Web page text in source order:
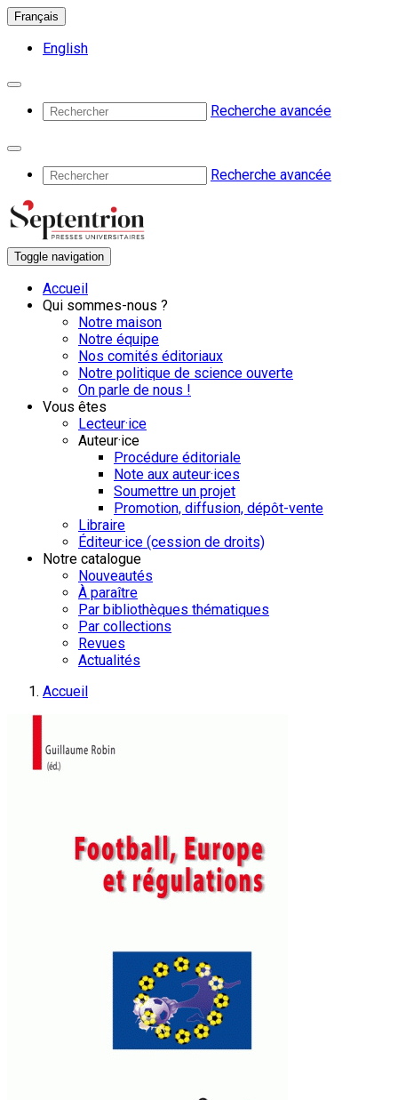
Français
English
Recherche avancée
Recherche avancée
Toggle navigation
Accueil
Qui sommes-nous ?
Notre maison
Notre équipe
Nos comités éditoriaux
Notre politique de science ouverte
On parle de nous !
Vous êtes
Lecteur·ice
Auteur·ice
Procédure éditoriale
Note aux auteur·ices
Soumettre un projet
Promotion, diffusion, dépôt-vente
Libraire
Éditeur·ice (cession de droits)
Notre catalogue
Nouveautés
À paraître
Par bibliothèques thématiques
Par collections
Revues
Actualités
Accueil